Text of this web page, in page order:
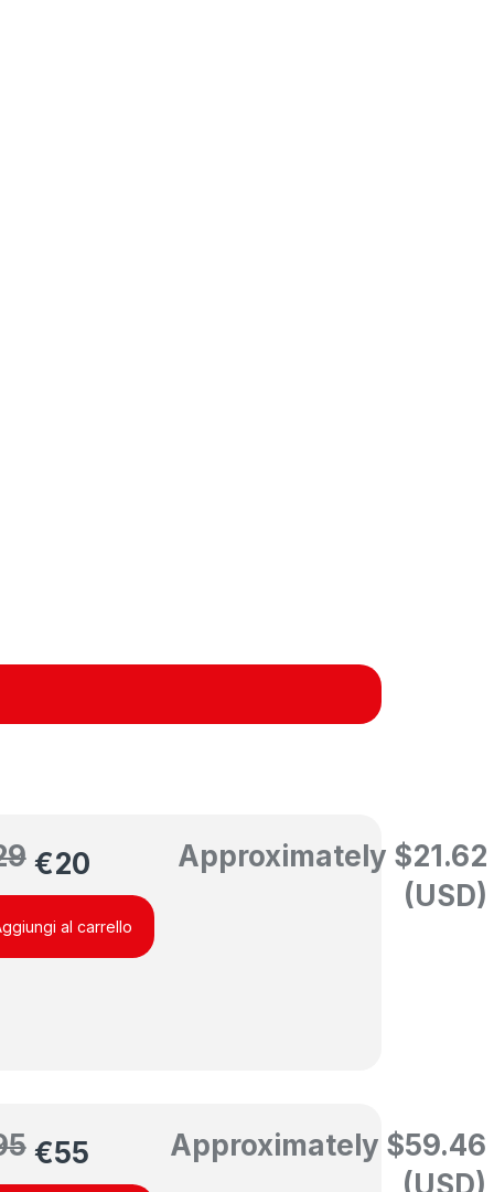
€20 Approximately $21.62
(USD)
al carrello
€55 Approximately $59.46
(USD)